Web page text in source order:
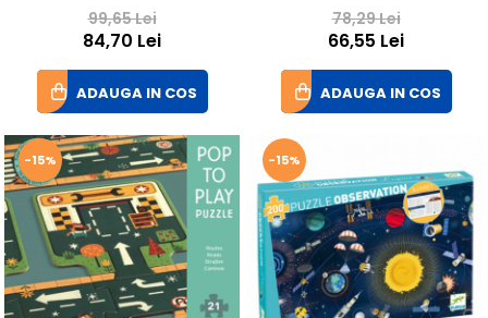
99,65 Lei
84,70 Lei
ADAUGA IN COS
78,29 Lei
66,55 Lei
ADAUGA IN COS
-15% -15%